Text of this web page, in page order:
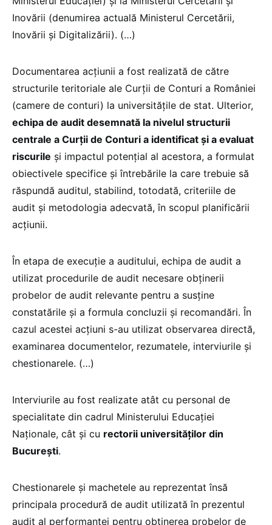
Inovării (denumirea actuală Ministerul Cercetării,
Inovării și Digitalizării). (…)
Documentarea acțiunii a fost realizată de către
structurile teritoriale ale Curții de Conturi a României
(camere de conturi) la universitățile de stat. Ulterior,
echipa de audit desemnată la nivelul structurii
centrale a Curții de Conturi a identificat și a evaluat
riscurile și impactul potențial al acestora, a formulat
obiectivele specifice și întrebările la care trebuie să
răspundă auditul, stabilind, totodată, criteriile de
audit și metodologia adecvată, în scopul planificării
acțiunii.
În etapa de execuție a auditului, echipa de audit a
utilizat procedurile de audit necesare obținerii
probelor de audit relevante pentru a susține
constatările și a formula concluzii și recomandări. În
cazul acestei acțiuni s-au utilizat observarea directă,
examinarea documentelor, rezumatele, interviurile și
chestionarele. (…)
Interviurile au fost realizate atât cu personal de
specialitate din cadrul Ministerului Educației
Naționale, cât și cu rectorii universităților din
București.
Chestionarele și machetele au reprezentat însă
principala procedură de audit utilizată în prezentul
audit al performanței pentru obținerea probelor de